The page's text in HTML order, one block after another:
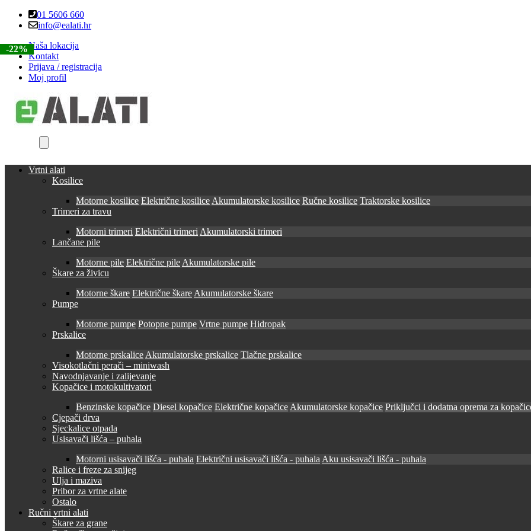
Skip
Skip
01 5606 660
info@ealati.hr
Naša lokacija
Kontakt
Prijava / registracija
Moj profil
Vrtni alati
Kosilice
Motorne kosilice Električne kosilice Akumulatorske kosilice Ručne kosilice Traktorske kosilice
Trimeri za travu
Motorni trimeri Električni trimeri Akumulatorski trimeri
Lančane pile
Motorne pile Električne pile Akumulatorske pile
Škare za živicu
Motorne škare Električne škare Akumulatorske škare
Pumpe
Motorne pumpe Potopne pumpe Vrtne pumpe Hidropak
Prskalice
Motorne prskalice Akumulatorske prskalice Tlačne prskalice
Visokotlačni perači – miniwash
Navodnjavanje i zalijevanje
Kopačice i motokultivatori
Benzinske kopačice Diesel kopačice Električne kopačice Akumulatorske kopačice Priključci i dodatna oprema za
Cjepači drva
Sjeckalice otpada
Usisavači lišća – puhala
Motorni usisavači lišća - puhala Električni usisavači lišća - puhala Aku usisavači lišća - puhala
Ralice i freze za snijeg
Ulja i maziva
Pribor za vrtne alate
Ostalo
Ručni vrtni alati
Škare za grane
-22%
-22%
-71%
-22%